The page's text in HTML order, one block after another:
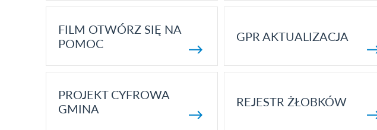
FILM OTWÓRZ SIĘ NA
POMOC
GPR AKTUALIZACJA
PROJEKT CYFROWA
GMINA
REJESTR ŻŁOBKÓW